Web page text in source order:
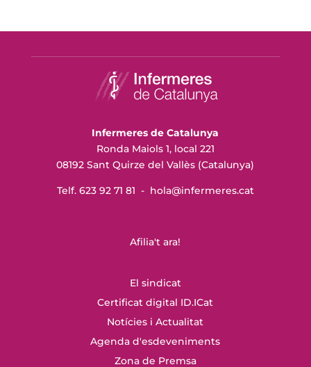
Infermeres de Catalunya
Ronda Maiols 1, local 221
08192 Sant Quirze del Vallès (Catalunya)
Telf. 623 92 71 81 - hola@infermeres.cat
Afilia't ara!
El sindicat
Certificat digital ID.ICat
Notícies i Actualitat
Agenda d'esdeveniments
Zona de Premsa